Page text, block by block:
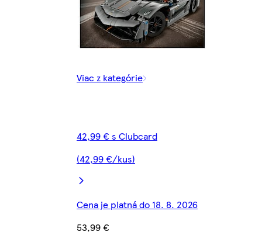
Viac z kategórie
42,99 € s Clubcard
(42,99 €/kus)
Cena je platná do 18. 8. 2026
53,99 €